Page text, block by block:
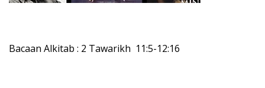
Bacaan Alkitab : 2 Tawarikh 11:5-12:16